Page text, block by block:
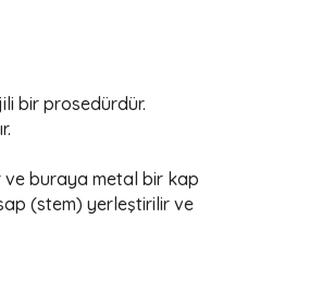
bir prosedürdür.
ve buraya metal bir kap
(stem) yerleştirilir ve